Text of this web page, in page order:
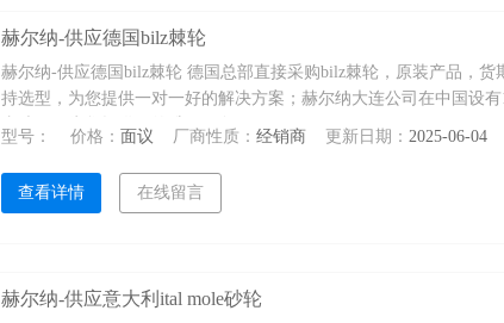
赫尔纳-供应德国bilz棘轮
赫尔纳-供应德国bilz棘轮 德国总部直接采购bilz棘轮，原装产品，货
持选型，为您提供一对一好的解决方案；赫尔纳大连公司在中国设有
事处，可为您提供好的维修服务。
型号： 价格： 面议 厂商性质：经销商 更新日期：2025-06-04
查看详情 在线留言
赫尔纳-供应意大利ital mole砂轮